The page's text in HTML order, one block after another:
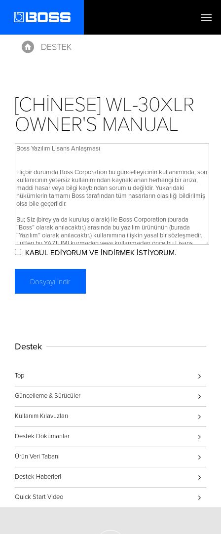
Home
DESTEK
[CHINESE] WL-30XLR
OWNER'S MANUAL
KABUL EDİYORUM VE İNDİRMEK İSTİYORUM.
Destek
Top
Güncelleme & Sürücüler
Kullanım Kılavuzları
Destek Dökümanlar
Ürün Veri Tabanı
Destek Haberleri
Quick Start Video